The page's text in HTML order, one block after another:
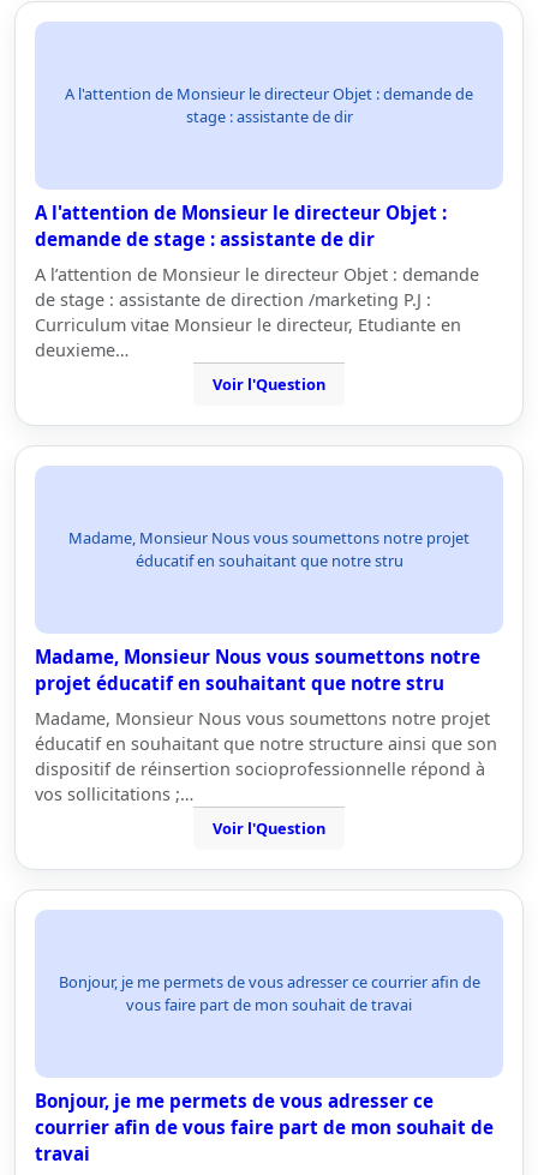
A l'attention de Monsieur le directeur Objet : demande de
stage : assistante de dir
A l'attention de Monsieur le directeur Objet :
demande de stage : assistante de dir
A l’attention de Monsieur le directeur Objet : demande
de stage : assistante de direction /marketing P.J :
Curriculum vitae Monsieur le directeur, Etudiante en
deuxieme…
Voir l'Question
Madame, Monsieur Nous vous soumettons notre projet
éducatif en souhaitant que notre stru
Madame, Monsieur Nous vous soumettons notre
projet éducatif en souhaitant que notre stru
Madame, Monsieur Nous vous soumettons notre projet
éducatif en souhaitant que notre structure ainsi que son
dispositif de réinsertion socioprofessionnelle répond à
vos sollicitations ;…
Voir l'Question
Bonjour, je me permets de vous adresser ce courrier afin de
vous faire part de mon souhait de travai
Bonjour, je me permets de vous adresser ce
courrier afin de vous faire part de mon souhait de
travai